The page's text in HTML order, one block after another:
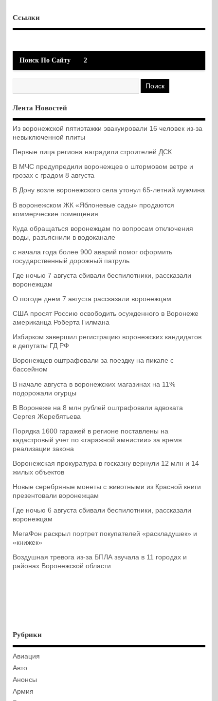
Ссылки
Поиск По Сайту 2
Лента Новостей
Из воронежской пятиэтажки эвакуировали 16 человек из-за
невыключенной плиты
Первые лица региона наградили строителей ДСК
В МЧС предупредили воронежцев о штормовом ветре и
грозах с градом 8 августа
В Дону возле воронежского села утонул 65-летний мужчина
В воронежском ЖК «Яблоневые сады» продаются
коммерческие помещения
Куда обращаться воронежцам по вопросам отключения
воды, разъяснили в водоканале
с начала года более 900 аварий помог оформить
государственный дорожный патруль
Где ночью 7 августа сбивали беспилотники, рассказали
воронежцам
О погоде днем 7 августа рассказали воронежцам
США просят Россию освободить осужденного в Воронеже
американца Роберта Гилмана
Избирком завершил регистрацию воронежских кандидатов
в депутаты ГД РФ
Воронежцев оштрафовали за поездку на пикапе с
бассейном
В начале августа в воронежских магазинах на 11%
подорожали огурцы
В Воронеже на 8 млн рублей оштрафовали адвоката
Сергея Жеребятьева
Порядка 1600 гаражей в регионе поставлены на
кадастровый учет по «гаражной амнистии» за время
реализации закона
Воронежская прокуратура в госказну вернули 12 млн и 14
жилых объектов
Новые серебряные монеты с животными из Красной книги
презентовали воронежцам
Где ночью 6 августа сбивали беспилотники, рассказали
воронежцам
МегаФон раскрыл портрет покупателей «раскладушек» и
«книжек»
Воздушная тревога из-за БПЛА звучала в 11 городах и
районах Воронежской области
Рубрики
Авиация
Авто
Анонсы
Армия